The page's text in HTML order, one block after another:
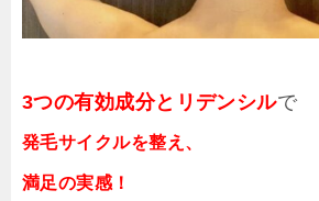
3つの有効成分とリデンシルで
発毛サイクルを整え、
満足の実感！